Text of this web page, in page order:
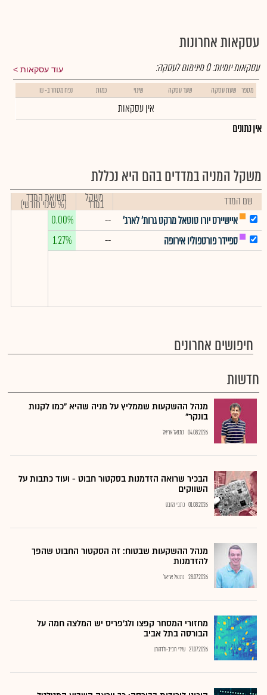
עסקאות אחרונות
עוד עסקאות עסקאות יומיות:0מינימום לעסקה:
מספר שעת עסקה שער עסקה שינוי כמות נפח מסחר ב- ₪
אין עסקאות
אין נתונים
משקל המניה במדדים בהם היא נכללת
שם המדד משקל
במדד תשואת המדד
(% שינוי חודשי)
איישיירס יורו טוטאל מרקט גרות' לארג'
--
0.00%
ספיידר פורטפוליו אירופה
--
1.27%
חיפושים אחרונים
חדשות
מנהל ההשקעות שממליץ על מניה שהיא "כמו לקנות
בונקר"
04.08.2026 נתנאל אריאל
הבכיר שרואה הזדמנות בסקטור חבוט - ועוד כתבות על
השווקים
01.08.2026 כתבי גלובס
מנהל ההשקעות שבטוח: זה הסקטור החבוט שהפך
להזדמנות
28.07.2026 נתנאל אריאל
מחזורי המסחר קפצו ולג'פריס יש המלצה חמה על
הבורסה בתל אביב
27.07.2026 שירי חביב-ולדהורן